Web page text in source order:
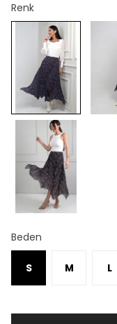
Renk
Beden
S M L